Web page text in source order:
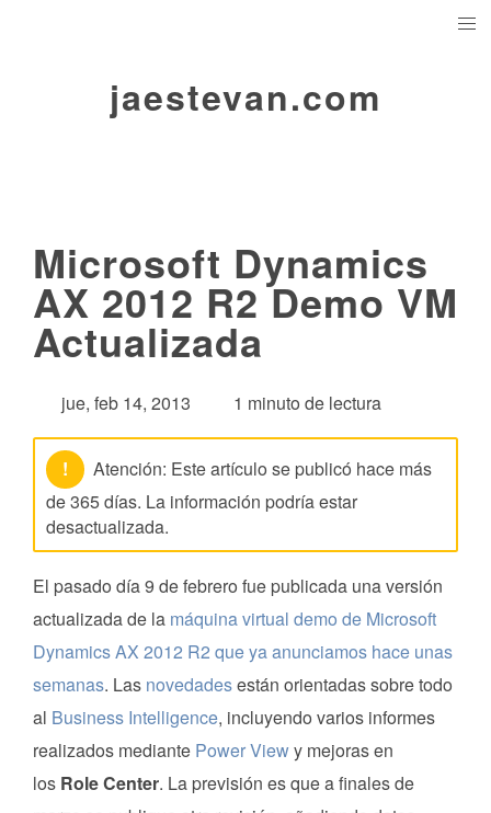
jaestevan.com
Microsoft Dynamics
AX 2012 R2 Demo VM
Actualizada
jue, feb 14, 2013 1 minuto de lectura
!
Atención: Este artículo se publicó hace más
de 365 días. La información podría estar
desactualizada.
El pasado día 9 de febrero fue publicada una versión
actualizada de la máquina virtual demo de Microsoft
Dynamics AX 2012 R2 que ya anunciamos hace unas
semanas. Las novedadesestán orientadas sobre todo
al Business Intelligence, incluyendo varios informes
realizados mediante Power Viewy mejoras en
los Role Center. La previsión es que a finales de